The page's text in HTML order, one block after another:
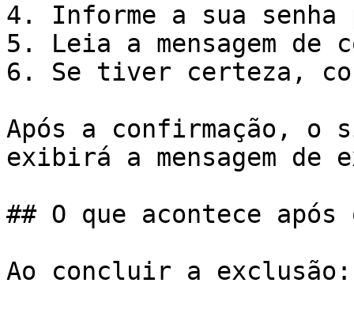
4. Informe a sua
5. Leia a mensagem de
6. Se tiver certeza,
Após a confirmação, o
exibirá a mensagem de
## O que acontece após
Ao concluir a exclusão: